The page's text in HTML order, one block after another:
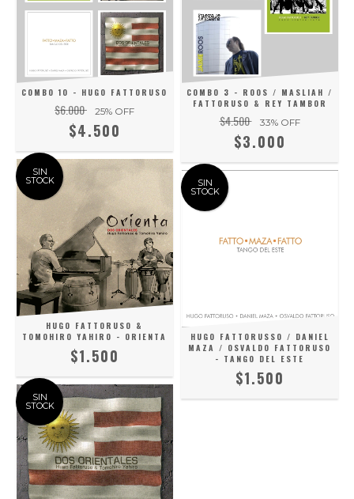
COMBO 10 - HUGO FATTORUSO
$6.000 25% OFF
$4.500
COMBO 3 - ROOS / MASLIAH /
FATTORUSO & REY TAMBOR
$4.500 33% OFF
$3.000
SIN
STOCK
HUGO FATTORUSO &
TOMOHIRO YAHIRO - ORIENTA
$1.500
SIN
STOCK
HUGO FATTORUSSO / DANIEL
MAZA / OSVALDO FATTORUSO
- TANGO DEL ESTE
$1.500
SIN
STOCK